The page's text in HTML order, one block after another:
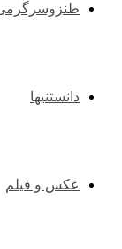
دانستنیها
عکس و فیلم